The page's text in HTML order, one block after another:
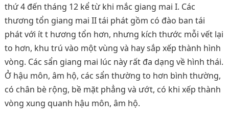
thứ 4 đến tháng 12 kể từ khi mắc giang mai I. Các
thương tổn giang mai II tái phát gồm có đào ban tái
phát với ít t hương tổn hơn, nhưng kích thước mỗi vết lại
to hơn, khu trú vào một vùng và hay sắp xếp thành hình
vòng. Các sẩn giang mai lúc này rất đa dạng về hình thái.
Ở hậu môn, âm hộ, các sẩn thường to hơn bình thường,
có chân bè rộng, bề mặt phẳng và ướt, có khi xếp thành
vòng xung quanh hậu môn, âm hộ.